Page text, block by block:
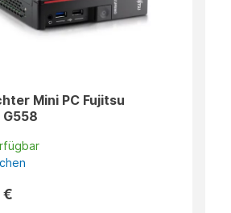
Mini PC Fujitsu
G558
€